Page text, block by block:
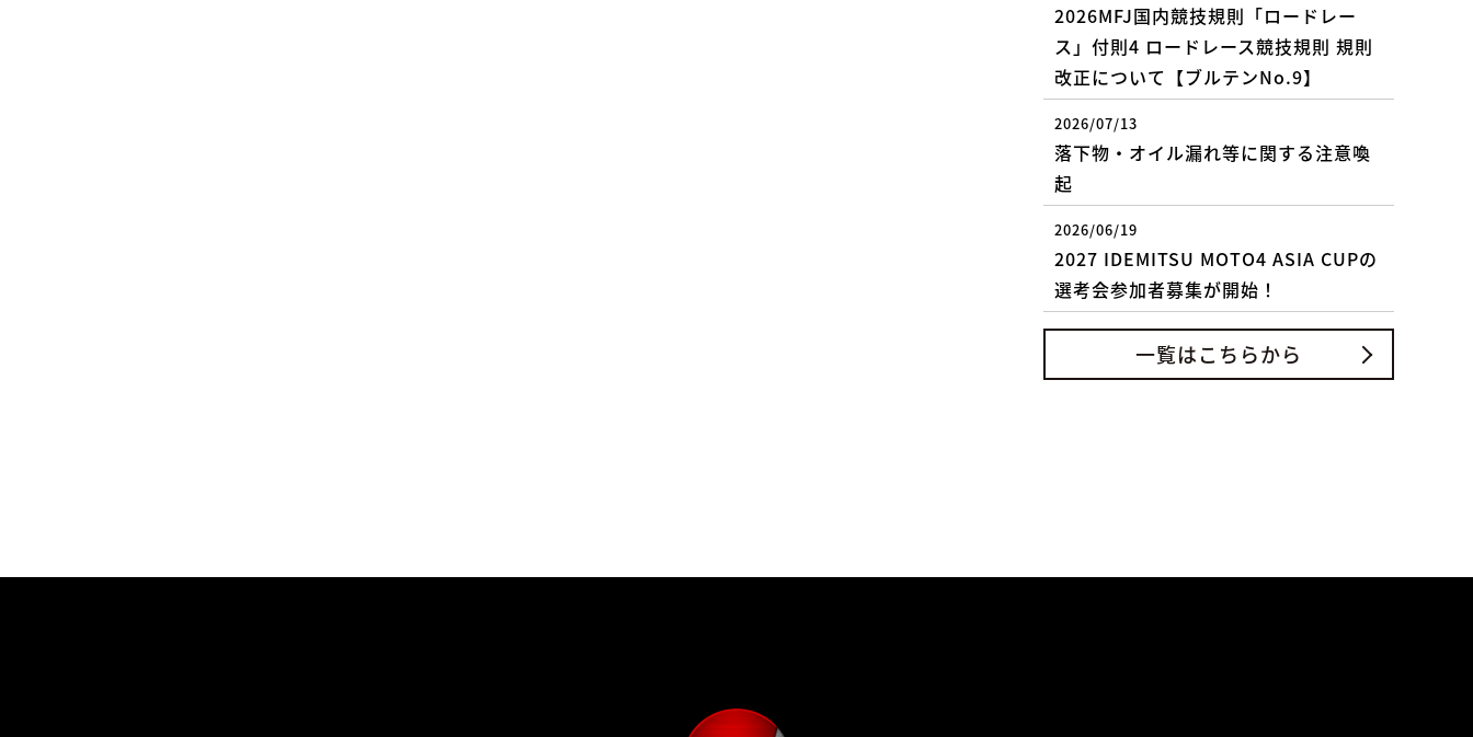
2026MFJ国内競技規則「ロードレー
ス」付則4 ロードレース競技規則 規則
改正について【ブルテンNo.9】
2026/07/13
落下物・オイル漏れ等に関する注意喚
起
2026/06/19
2027 IDEMITSU MOTO4 ASIA CUPの
選考会参加者募集が開始！
一覧はこちらから